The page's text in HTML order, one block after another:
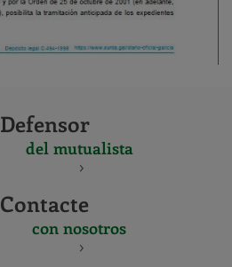
Defensor
del mutualista
Contacte
con nosotros